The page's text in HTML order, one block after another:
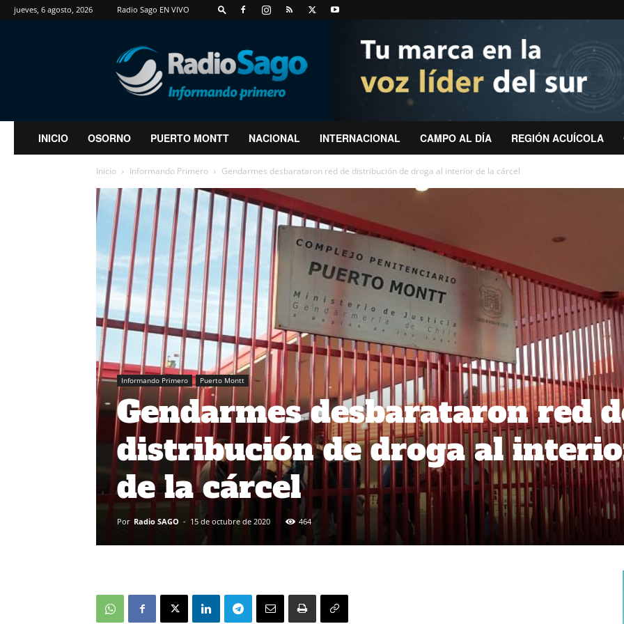
jueves, 6 agosto, 2026 Radio Sago EN VIVO
RadioSago
INICIO OSORNO PUERTO MONTT NACIONAL INTERNACIONAL CAMPO AL DÍA REGIÓN ACUÍCOLA
Inicio Informando Primero Gendarmes desbarataron red de distribución de droga al interior de la cárcel
Informando Primero Puerto Montt
Gendarmes desbarataron red
distribución de droga al
de la cárcel
Por Radio SAGO - 15 de octubre de 2020 464